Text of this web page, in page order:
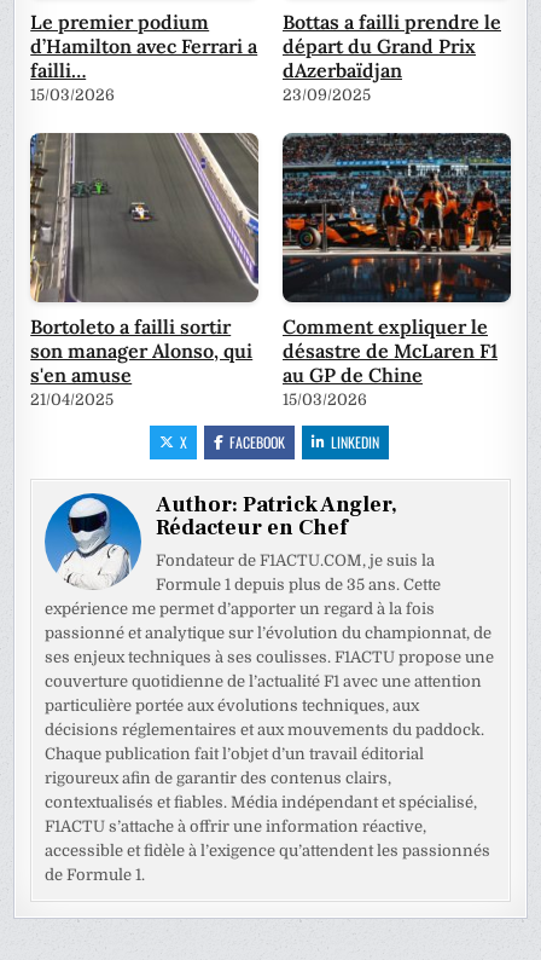
Le premier podium
d’Hamilton avec Ferrari a
failli…
15/03/2026
Bottas a failli prendre le
départ du Grand Prix
dAzerbaïdjan
23/09/2025
Bortoleto a failli sortir
son manager Alonso, qui
s'en amuse
21/04/2025
Comment expliquer le
désastre de McLaren F1
au GP de Chine
15/03/2026
X FACEBOOK LINKEDIN
Author:Patrick Angler,
Rédacteur en Chef
Fondateur de F1ACTU.COM, je suis la
Formule 1 depuis plus de 35 ans. Cette
expérience me permet d’apporter un regard à la fois
passionné et analytique sur l’évolution du championnat, de
ses enjeux techniques à ses coulisses. F1ACTU propose une
couverture quotidienne de l’actualité F1 avec une attention
particulière portée aux évolutions techniques, aux
décisions réglementaires et aux mouvements du paddock.
Chaque publication fait l’objet d’un travail éditorial
rigoureux afin de garantir des contenus clairs,
contextualisés et fiables. Média indépendant et spécialisé,
F1ACTU s’attache à offrir une information réactive,
accessible et fidèle à l’exigence qu’attendent les passionnés
de Formule 1.